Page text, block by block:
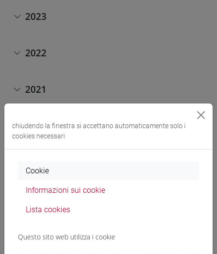
2023
2022
2021
2020
chiudendo la finestra si accettano automaticamente solo i
cookies necessari
Cookie
Informazioni sui cookie
Lista cookies
Questo sito web utilizza i cookie